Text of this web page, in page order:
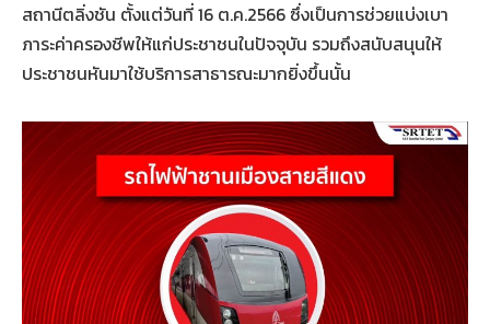
สถานีตลิ่งชัน ตั้งแต่วันที่ 16 ต.ค.2566 ซึ่งเป็นการช่วยแบ่งเบา
ภาระค่าครองชีพให้แก่ประชาชนในปัจจุบัน รวมถึงสนับสนุนให้
ประชาชนหันมาใช้บริการสาธารณะมากยิ่งขึ้นนั้น